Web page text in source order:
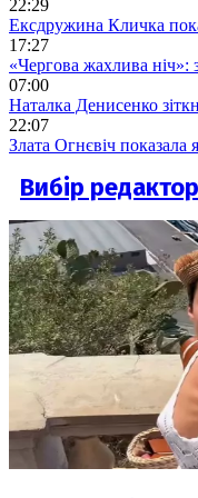
22:29
Ексдружина Кличка
17:27
«Чергова жахлива ніч»:
07:00
Наталка Денисенко
22:07
Злата Огнєвіч показала
Вибір